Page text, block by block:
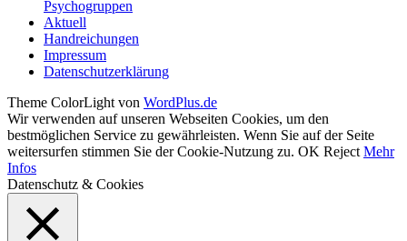
Psychogruppen
Aktuell
Handreichungen
Impressum
Datenschutzerklärung
Theme ColorLight von WordPlus.de
Wir verwenden auf unseren Webseiten Cookies, um den
bestmöglichen Service zu gewährleisten. Wenn Sie auf der Seite
weitersurfen stimmen Sie der Cookie-Nutzung zu. OK Reject Mehr
Infos
Datenschutz & Cookies